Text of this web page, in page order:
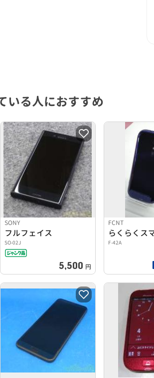
いる人におすすめ
SONY
フルフェイス
SO-02J
5,500 円
FCNT
F-42A